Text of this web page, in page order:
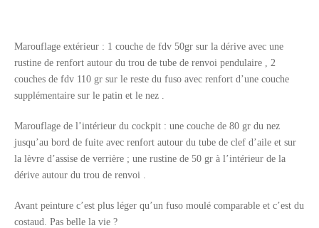
Marouflage extérieur : 1 couche de fdv 50gr sur la dérive avec une
rustine de renfort autour du trou de tube de renvoi pendulaire , 2
couches de fdv 110 gr sur le reste du fuso avec renfort d’une couche
supplémentaire sur le patin et le nez .
Marouflage de l’intérieur du cockpit : une couche de 80 gr du nez
jusqu’au bord de fuite avec renfort autour du tube de clef d’aile et sur
la lèvre d’assise de verrière ; une rustine de 50 gr à l’intérieur de la
dérive autour du trou de renvoi .
Avant peinture c’est plus léger qu’un fuso moulé comparable et c’est du
costaud. Pas belle la vie ?